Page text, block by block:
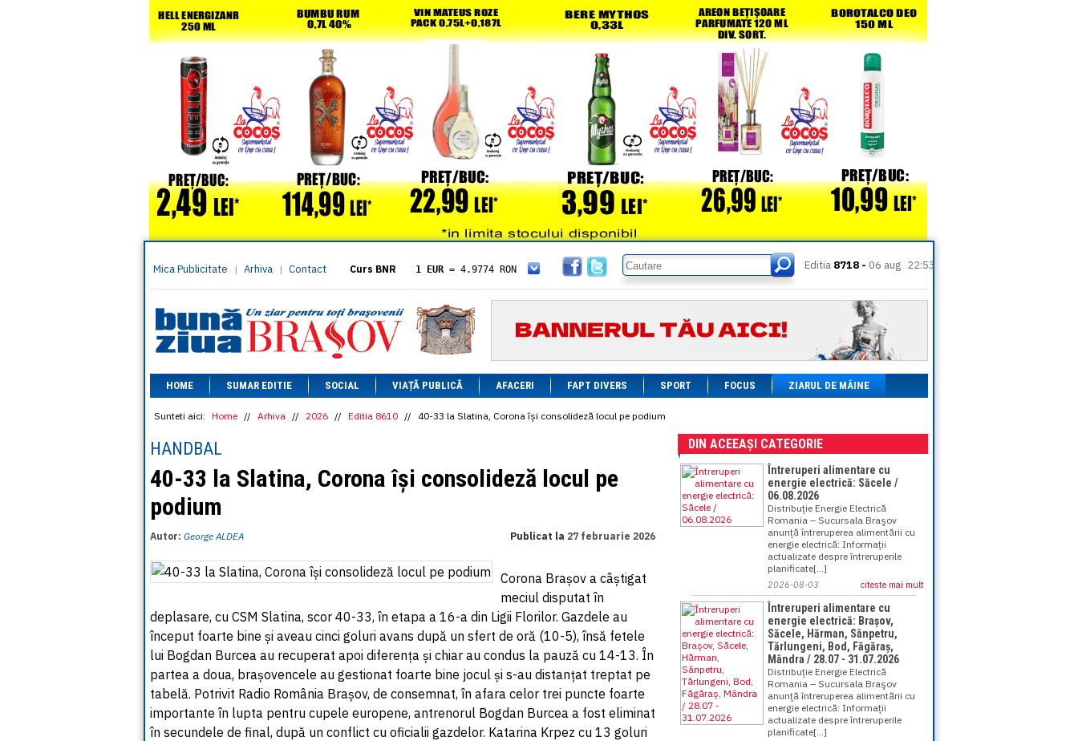
Mica Publicitate | Arhiva | Contact Curs BNR 1 EUR = 4.9774 RON
= 5.8304 RON
1 XAU= 464.4611 RON
1 AED= 1.1933 RON
1 AUD= 2.7957 RON
1 BGN= 2.5449 RON
1 CAD= 3.1559 RON
1 CHF= 5.2813 RON
1 CNY = 0.6015 RON
1 HUF = 1.2223 RON
1 INR= 0.0513 RON
1 NOK= 0.4191 RON
1 NZD = 2.6097 RON
= 0.0425 RON
1 RUB = 0.0530 RON
1 SEK= 0.4526 RON
1 TRY = 0.1141 RON
1 UAH= 0.1048 RON
1 XDR= 5.9383 RON
= 0.2318 RON
Editia 8718 - 06 aug 22:53
HOME SUMAR EDITIE SOCIAL VIAȚĂ PUBLICĂ AFACERI FAPT DIVERS SPORT FOCUS ZIARUL DE MÂINE
Sunteti aici: Home // Arhiva // 2026 // Editia 8610 // 40-33 la Slatina, Corona își consolideză locul pe podium
HANDBAL
40-33 la Slatina, Corona își consolideză locul pe
podium
Autor: George ALDEA Publicat la 27 februarie 2026
Corona Brașov a câștigat
meciul disputat în
deplasare, cu CSM Slatina, scor 40-33, în etapa a 16-a din Ligii Florilor. Gazdele au
început foarte bine și aveau cinci goluri avans după un sfert de oră (10-5), însă fetele
lui Bogdan Burcea au recuperat apoi diferența și chiar au condus la pauză cu 14-13. În
partea a doua, brașovencele au gestionat foarte bine jocul și s-au distanțat treptat pe
tabelă. Potrivit Radio România Brașov, de consemnat, în afara celor trei puncte foarte
importante în lupta pentru cupele europene, antrenorul Bogdan Burcea a fost eliminat
în secundele de final, după un conflict cu oficialii gazdelor. Katarina Krpez cu 13 goluri
DIN ACEEAȘI CATEGORIE
Întreruperi alimentare cu
energie electrică: Săcele /
06.08.2026
Distribuţie Energie Electrică
Romania – Sucursala Braşov
anunţă întreruperea alimentării cu
energie electrică: Informații
actualizate despre întreruperile
planificate[...]
2026-08-03 citeste mai mult
Întreruperi alimentare cu
energie electrică: Brașov,
Săcele, Hărman, Sânpetru,
Tărlungeni, Bod, Făgăraș,
Mândra / 28.07 - 31.07.2026
Distribuţie Energie Electrică
Romania – Sucursala Braşov
anunţă întreruperea alimentării cu
energie electrică: Informații
actualizate despre întreruperile
planificate[...]